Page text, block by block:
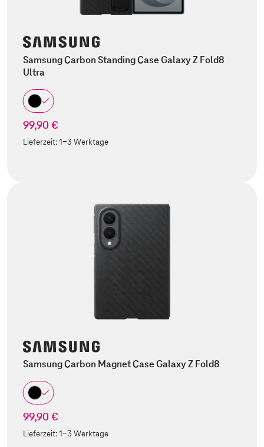
Samsung Carbon Standing Case Galaxy Z Fold8
Ultra
99,90 €
Lieferzeit:1-3 Werktage
Samsung Carbon Magnet Case Galaxy Z Fold8
99,90 €
Lieferzeit:1-3 Werktage